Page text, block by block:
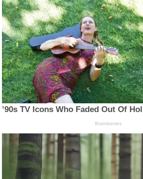
’90s TV Icons Who Faded Out Of
Brainberries